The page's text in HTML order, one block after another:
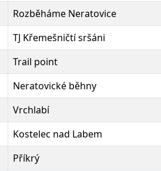
Rozběháme Neratovice
TJ Křemešničtí sršáni
Trail point
Neratovické běhny
Vrchlabí
Kostelec nad Labem
Příkrý